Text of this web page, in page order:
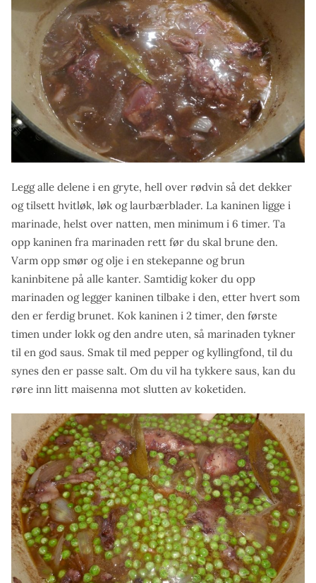
Legg alle delene i en gryte, hell over rødvin så det dekker
og tilsett hvitløk, løk og laurbærblader. La kaninen ligge i
marinade, helst over natten, men minimum i 6 timer. Ta
opp kaninen fra marinaden rett før du skal brune den.
Varm opp smør og olje i en stekepanne og brun
kaninbitene på alle kanter. Samtidig koker du opp
marinaden og legger kaninen tilbake i den, etter hvert som
den er ferdig brunet. Kok kaninen i 2 timer, den første
timen under lokk og den andre uten, så marinaden tykner
til en god saus. Smak til med pepper og kyllingfond, til du
synes den er passe salt. Om du vil ha tykkere saus, kan du
røre inn litt maisenna mot slutten av koketiden.